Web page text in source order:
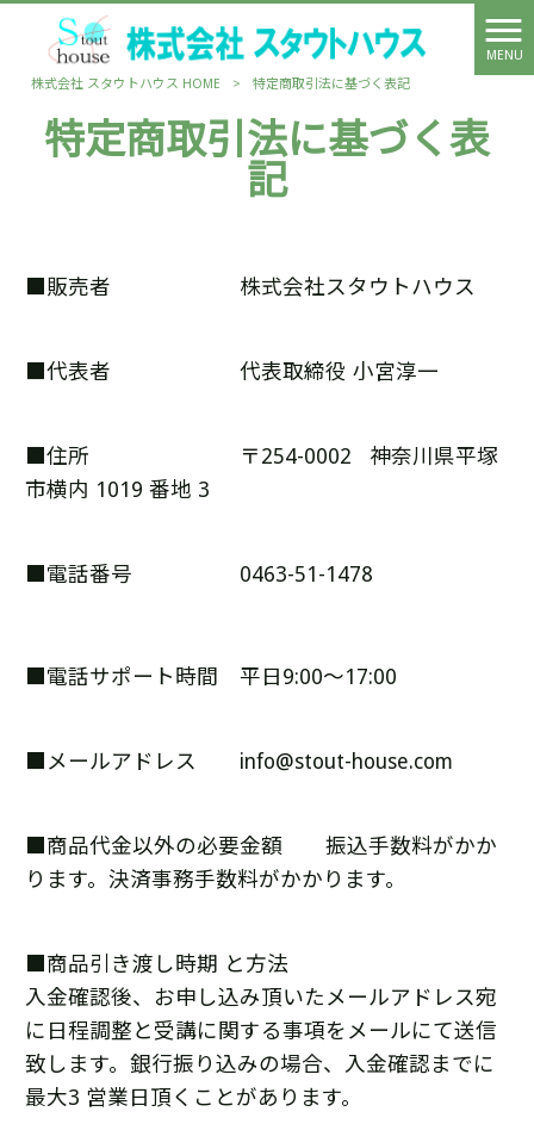
MENU
株式会社 スタウトハウス HOME
> 特定商取引法に基づく表記
特定商取引法に基づく表
記
■販売者 株式会社スタウトハウス
■代表者 代表取締役 小宮淳一
■住所 〒254-0002 神奈川県平塚
市横内 1019 番地 3
■電話番号 0463-51-1478
■電話サポート時間 平日9:00～17:00
■メールアドレス info@stout-house.com
■商品代金以外の必要金額 振込手数料がかか
ります。決済事務手数料がかかります。
■商品引き渡し時期 と方法
入金確認後、お申し込み頂いたメールアドレス宛
に日程調整と受講に関する事項をメールにて送信
致します。銀行振り込みの場合、入金確認までに
最大3 営業日頂くことがあります。